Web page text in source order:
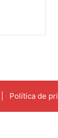
Política de